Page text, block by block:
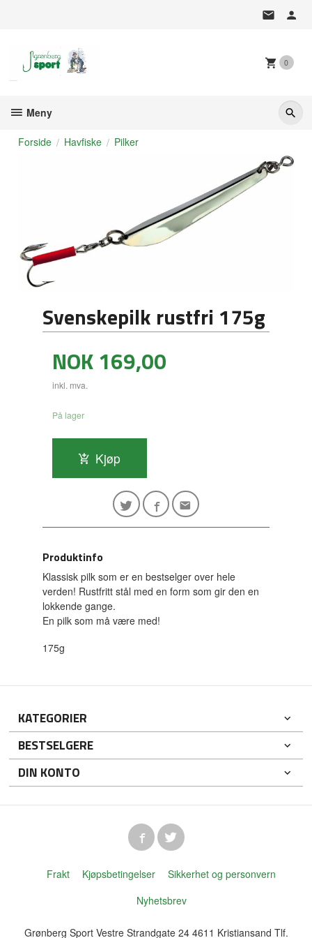
0
Meny
Forside Havfiske Pilker
Svenskepilk rustfri 175g
Pris
NOK169,00
inkl. mva.
På lager
Kjøp
Produktinfo
Klassisk pilk som er en bestselger over hele
verden! Rustfritt stål med en form som gir den en
lokkende gange.
En pilk som må være med!
175g
KATEGORIER
BESTSELGERE
DIN KONTO
Frakt Kjøpsbetingelser
Sikkerhet og personvern
Nyhetsbrev
Grønberg Sport Vestre Strandgate 24 4611 Kristiansand Tlf.